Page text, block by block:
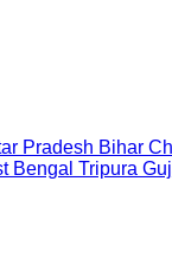
Pradesh Bihar
Bengal Tripura